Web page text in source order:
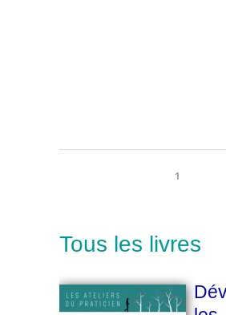
1
Tous les livres